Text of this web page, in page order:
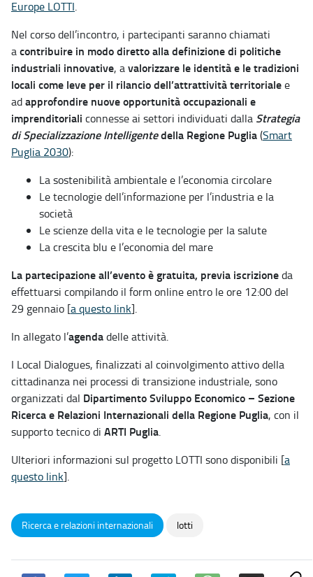
Europe LOTTI.
Nel corso dell’incontro, i partecipanti saranno chiamati
acontribuire in modo diretto alla definizione di politiche
industriali innovative, avalorizzare le identità e le tradizioni
locali come leve per il rilancio dell’attrattività territorialee
adapprofondire nuove opportunità occupazionali e
imprenditoriali connesse ai settori individuati dalla Strategia
di Specializzazione Intelligentedella Regione Puglia(Smart
Puglia 2030):
La sostenibilità ambientale e l’economia circolare
Le tecnologie dell’informazione per l’industria e la
società
Le scienze della vita e le tecnologie per la salute
La crescita blu e l’economia del mare
La partecipazione all’evento è gratuita, previa iscrizioneda
effettuarsi compilando il form online entro le ore 12:00 del
29 gennaio [a questo link].
In allegato l’agendadelle attività.
I Local Dialogues, finalizzati al coinvolgimento attivo della
cittadinanza nei processi di transizione industriale, sono
organizzati dal Dipartimento Sviluppo Economico – Sezione
Ricerca e Relazioni Internazionali della Regione Puglia, con il
supporto tecnico di ARTI Puglia.
Ulteriori informazioni sul progetto LOTTI sono disponibili [a
questo link].
Ricerca e relazioni internazionali lotti